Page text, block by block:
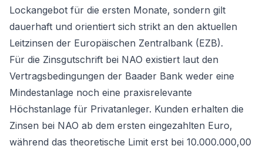
Lockangebot für die ersten Monate, sondern gilt
dauerhaft und orientiert sich strikt an den aktuellen
Leitzinsen der Europäischen Zentralbank (EZB).
Für die Zinsgutschrift bei NAO existiert laut den
Vertragsbedingungen der Baader Bank weder eine
Mindestanlage noch eine praxisrelevante
Höchstanlage für Privatanleger. Kunden erhalten die
Zinsen bei NAO ab dem ersten eingezahlten Euro,
während das theoretische Limit erst bei 10.000.000,00